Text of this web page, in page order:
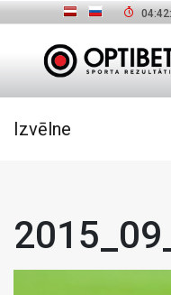
Izvēlne